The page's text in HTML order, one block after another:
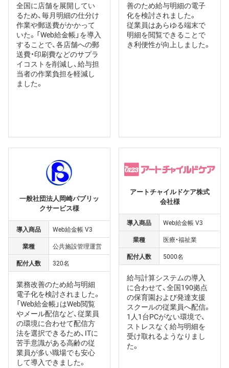
全国に店舗を展開してい
るため、毎月明細の仕分け
作業や郵送費がかかって
いた。「Web給金帳」を導入
することで、各店舗への郵
送費・印刷費などのサプラ
イコストを削減し、給与担
当者の作業負担を軽減し
ました。
善のため給与明細の電子
化を検討されました。
従業員はあらゆる端末で
明細を閲覧できることで
き利便性が向上しました。
一般社団法人岡崎パブリッ
クサービス様
導入商品
Web給金帳 V3
業種
公共施設管理運営
配付人数
320名
業務改善のため給与明細
電子化を検討されました。
「Web給金帳」はWeb閲覧
やメール配信など、従業員
の環境に合わせて配信方
法を選択できるため、ITに
苦手意識がある高齢の従
業員が多い職場でも安心
して導入できました。
アートチャイルドケア株式
会社様
導入商品
Web給金帳 V3
業種
医療・福祉業
配付人数
5000名
給与計算システムの導入
に合わせて、全国190拠点
の保育園および発達支援
スクールの従業員へ配信。
1人1台PCがない環境で、
ストレスなく給与明細を
受け取れるようなりまし
た。